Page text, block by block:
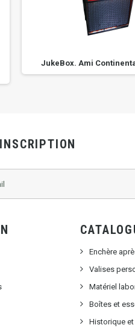
JukeBox. Ami
Enchère
Valises
Matériel
Boîtes et
Historique et